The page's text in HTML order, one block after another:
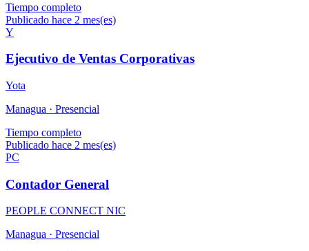
Tiempo completo
Publicado hace 2 mes(es)
Y
Ejecutivo de Ventas Corporativas
Yota
Managua · Presencial
Tiempo completo
Publicado hace 2 mes(es)
PC
Contador General
PEOPLE CONNECT NIC
Managua · Presencial